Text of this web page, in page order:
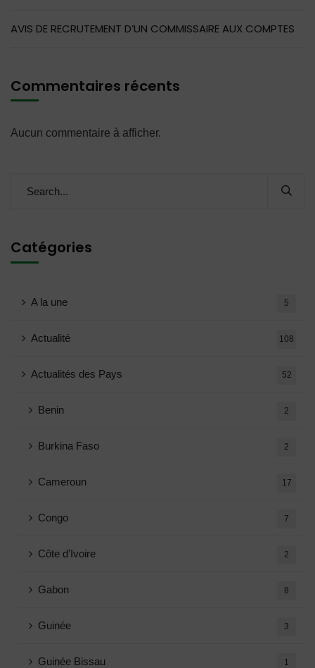
AVIS DE RECRUTEMENT D’UN COMMISSAIRE AUX COMPTES
Commentaires récents
Aucun commentaire à afficher.
Catégories
A la une 5
Actualité 108
Actualités des Pays 52
Benin 2
Burkina Faso 2
Cameroun 17
Congo 7
Côte d’Ivoire 2
Gabon 8
Guinée 3
Guinée Bissau 1